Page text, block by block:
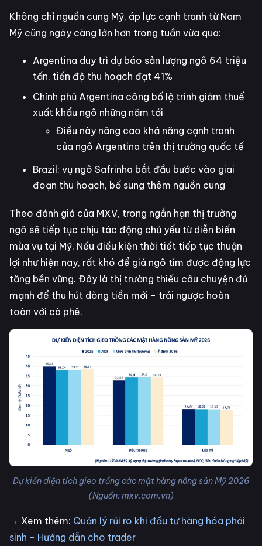
Không chỉ nguồn cung Mỹ, áp lực cạnh tranh từ Nam
Mỹ cũng ngày càng lớn hơn trong tuần vừa qua:
Argentina duy trì dự báo sản lượng ngô 64 triệu
tấn, tiến độ thu hoạch đạt 41%
Chính phủ Argentina công bố lộ trình giảm thuế
xuất khẩu ngô những năm tới
Điều này nâng cao khả năng cạnh tranh
của ngô Argentina trên thị trường quốc tế
Brazil: vụ ngô Safrinha bắt đầu bước vào giai
đoạn thu hoạch, bổ sung thêm nguồn cung
Theo đánh giá của MXV, trong ngắn hạn thị trường
ngô sẽ tiếp tục chịu tác động chủ yếu từ diễn biến
mùa vụ tại Mỹ. Nếu điều kiện thời tiết tiếp tục thuận
lợi như hiện nay, rất khó để giá ngô tìm được động lực
tăng bền vững. Đây là thị trường thiếu câu chuyện đủ
mạnh để thu hút dòng tiền mới - trái ngược hoàn
toàn với cà phê.
Dự kiến diện tích gieo trồng các mặt hàng nông sản Mỹ 2026
(Nguồn: mxv.com.vn)
→ Xem thêm: Quản lý rủi ro khi đầu tư hàng hóa phái
sinh - Hướng dẫn cho trader